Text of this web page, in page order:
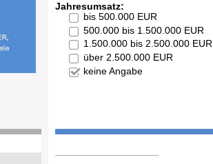
Jahresumsatz:
bis 500.000 EUR
500.000 bis 1.500.000 EUR
1.500.000 bis 2.500.000 EUR
über 2.500.000 EUR
keine Angabe